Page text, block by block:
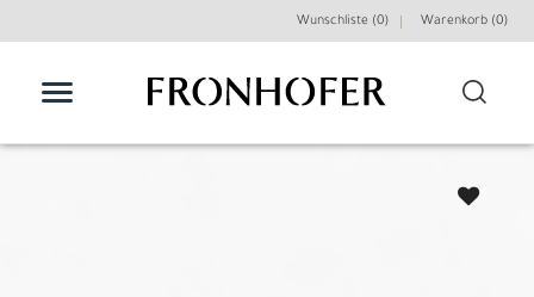
Wunschliste (0) Warenkorb (0)